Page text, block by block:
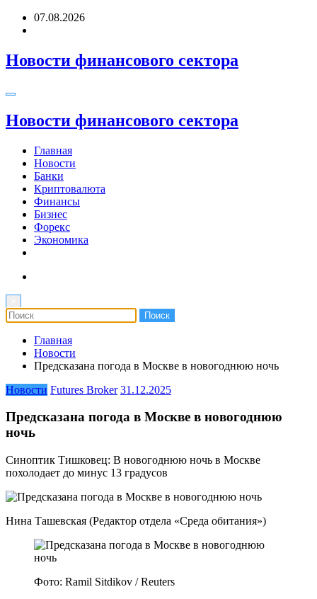
Перейти07.08.2026
Новости финансового сектора
Новости финансового сектора
Главная
Новости
Банки
Криптовалюта
Финансы
Бизнес
Форекс
Экономика
Главная
Новости
Предсказана погода в Москве в новогоднюю ночь
Новости Futures Broker 31.12.2025
Предсказана погода в Москве в новогоднюю
ночь
Синоптик Тишковец: В новогоднюю ночь в Москве
похолодает до минус 13 градусов
Нина Ташевская (Редактор отдела «Среда обитания»)
Фото: Ramil Sitdikov / Reuters